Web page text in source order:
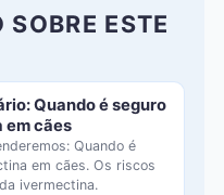
ESTE
Quando é seguro
em cães
Quando é
em cães. Os riscos
ivermectina.